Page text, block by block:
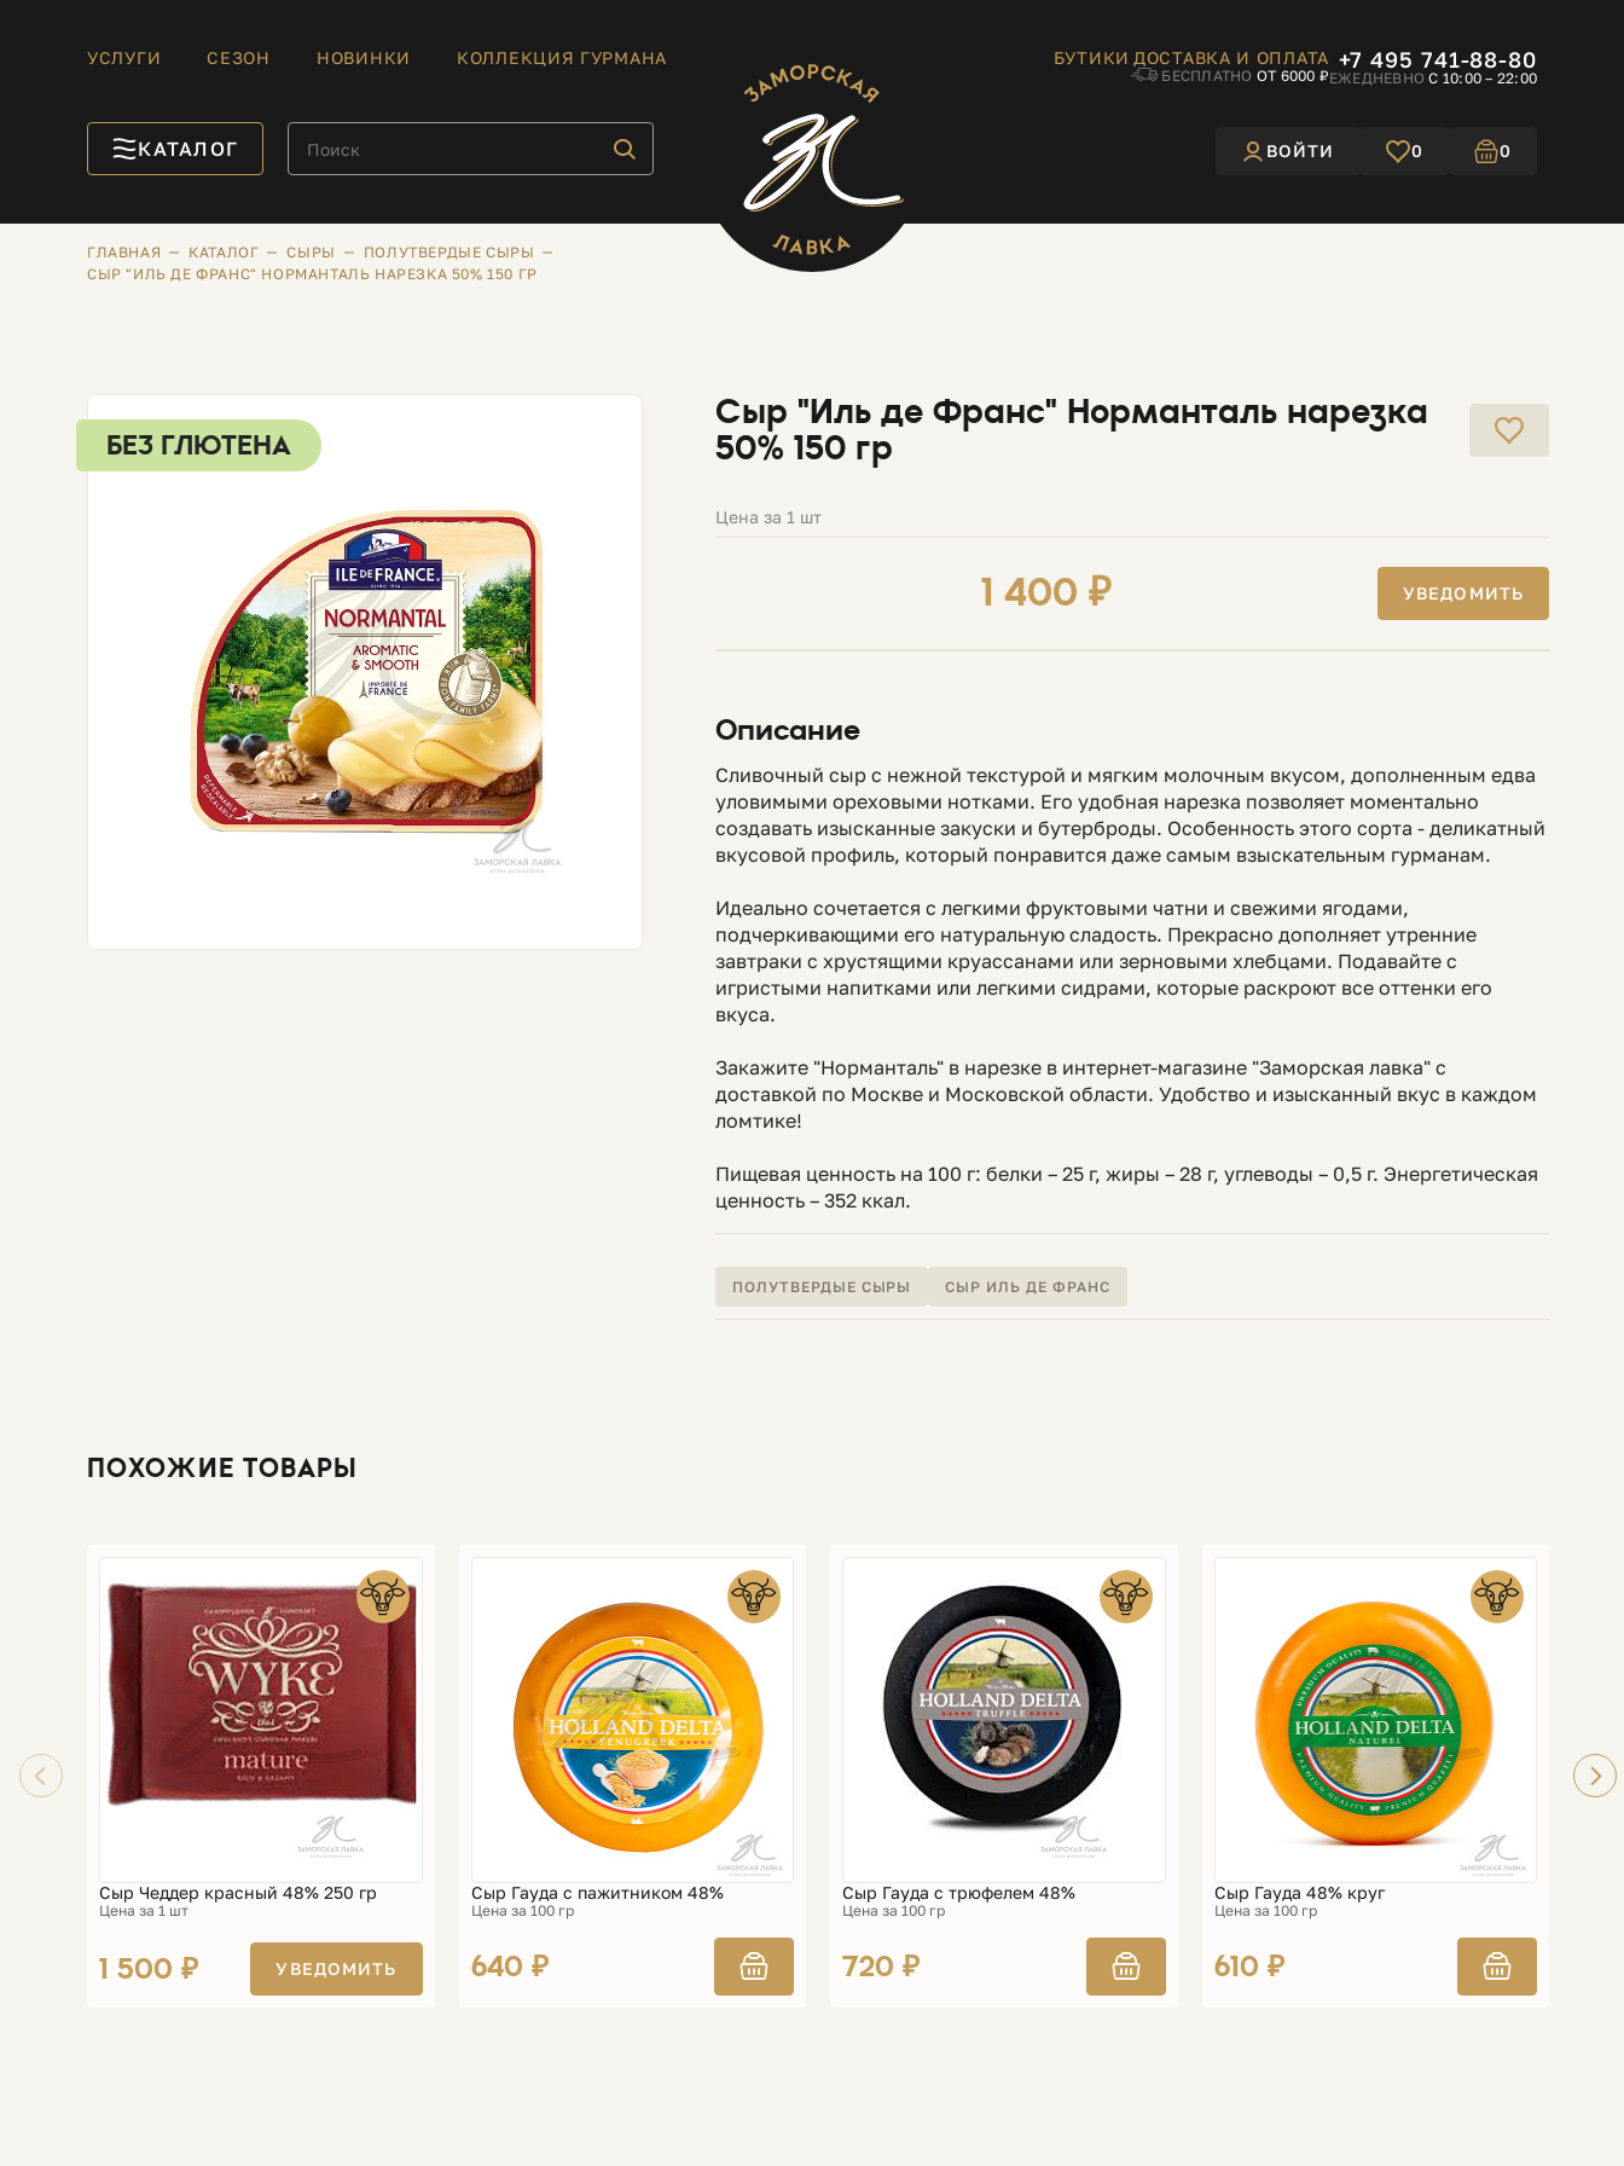
УСЛУГИ СЕЗОН НОВИНКИ КОЛЛЕКЦИЯ ГУРМАНА
КАТАЛОГ
БУТИКИ ДОСТАВКА И ОПЛАТА
БЕСПЛАТНО ОТ 6000 ₽
+7 495 741-88-80
ЕЖЕДНЕВНОС 10:00 – 22:00
ВОЙТИ 0 0
ГЛАВНАЯ КАТАЛОГ СЫРЫ
ПОЛУТВЕРДЫЕ СЫРЫ
СЫР "ИЛЬ ДЕ ФРАНС" НОРМАНТАЛЬ НАРЕЗКА 50% 150 ГР
БЕЗ ГЛЮТЕНА
Сыр "Иль де Франс" Норманталь нарезка
50% 150 гр
Цена за 1 шт
1 400 ₽ УВЕДОМИТЬ
Описание
Сливочный сыр с нежной текстурой и мягким молочным вкусом, дополненным едва
уловимыми ореховыми нотками. Его удобная нарезка позволяет моментально
создавать изысканные закуски и бутерброды. Особенность этого сорта - деликатный
вкусовой профиль, который понравится даже самым взыскательным гурманам.
Идеально сочетается с легкими фруктовыми чатни и свежими ягодами,
подчеркивающими его натуральную сладость. Прекрасно дополняет утренние
завтраки с хрустящими круассанами или зерновыми хлебцами. Подавайте с
игристыми напитками или легкими сидpaми, которые раскроют все оттенки его
вкуса.
Закажите "Норманталь" в нарезке в интернет-магазине "Заморская лавка" с
доставкой по Москве и Московской области. Удобство и изысканный вкус в каждом
ломтике!
Пищевая ценность на 100 г: белки – 25 г, жиры – 28 г, углеводы – 0,5 г. Энергетическая
ценность – 352 ккал.
ПОЛУТВЕРДЫЕ СЫРЫ СЫР ИЛЬ ДЕ ФРАНС
ПОХОЖИЕ ТОВАРЫ
Сыр Чеддер красный 48% 250 гр
Цена за 1 шт
1 500 ₽ УВЕДОМИТЬ
Сыр Гауда с пажитником 48%
Цена за 100 гр
640 ₽
Сыр Гауда с трюфелем 48%
Цена за 100 гр
720 ₽
Сыр Гауда 48% круг
Цена за 100 гр
610 ₽